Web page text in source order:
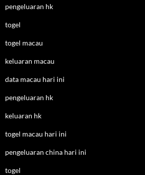
pengeluaran hk
togel
togel macau
keluaran macau
data macau hari ini
pengeluaran hk
keluaran hk
togel macau hari ini
pengeluaran china hari ini
togel